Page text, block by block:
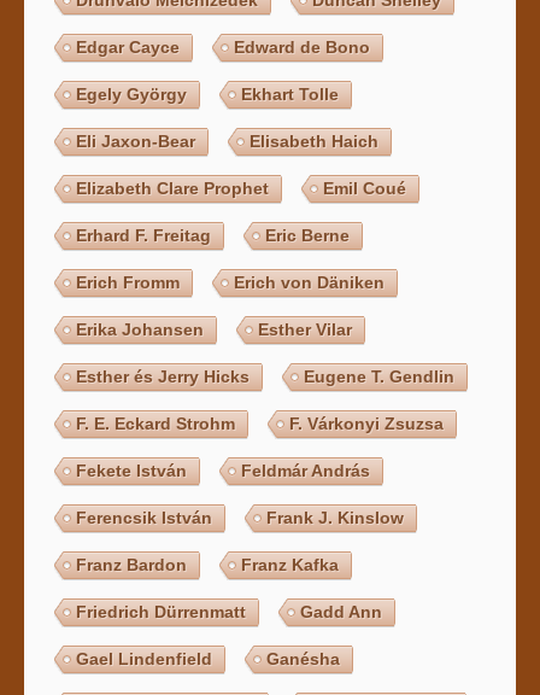
Edgar Cayce Edward de Bono
Egely György Ekhart Tolle
Eli Jaxon-Bear Elisabeth Haich
Elizabeth Clare Prophet Emil Coué
Erhard F. Freitag Eric Berne
Erich Fromm Erich von Däniken
Erika Johansen Esther Vilar
Esther és Jerry Hicks Eugene T. Gendlin
F. E. Eckard Strohm F. Várkonyi Zsuzsa
Fekete István Feldmár András
Ferencsik István Frank J. Kinslow
Franz Bardon Franz Kafka
Friedrich Dürrenmatt Gadd Ann
Gael Lindenfield Ganésha